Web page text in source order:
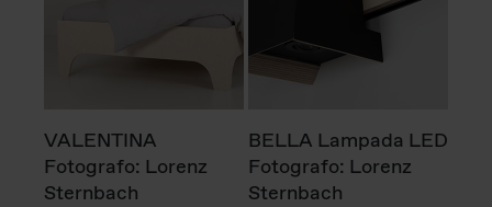
VALENTINA
Fotografo: Lorenz
Sternbach
BELLA Lampada LED
Fotografo: Lorenz
Sternbach